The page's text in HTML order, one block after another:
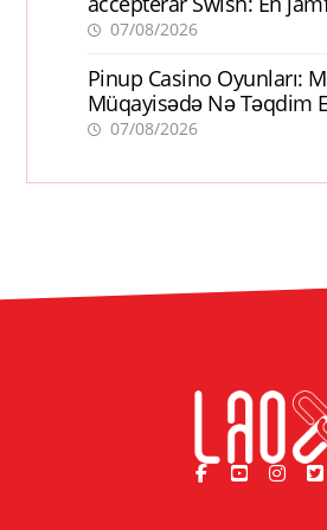
07/08/2026
Pinup Casino Oyunları:
Müqayisədə Nə Təqdim
07/08/2026